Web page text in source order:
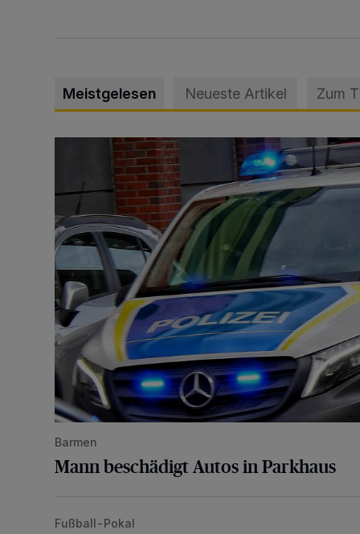
Meistgelesen Neueste Artikel Zum
Mann beschädigt Autos in Parkhaus
Barmen
Mann beschädigt Autos in Parkhaus
WSV: Übertragung im Barmer Bahnhof und klare
Fußball-Pokal